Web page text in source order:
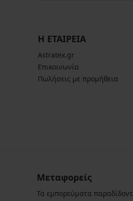
Η ΕΤΑΙΡΕΙΑ
Astratex.gr
Επικοινωνία
Πωλήσεις με προμήθεια
Μεταφορείς
Τα εμπορεύματα